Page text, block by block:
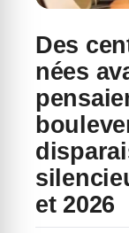
Des
nées
et 2026